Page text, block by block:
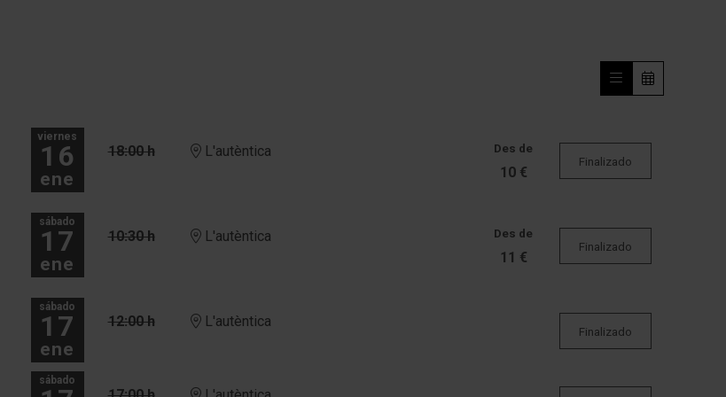
viernes
16
ene
18:00 h L'autèntica Des de
10 €
Finalizado
sábado
17
ene
10:30 h L'autèntica Des de
11 €
Finalizado
sábado
17
ene
12:00 h L'autèntica
Finalizado
sábado